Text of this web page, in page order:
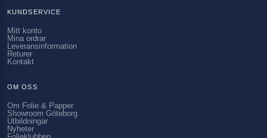
KUNDSERVICE
Mitt konto
Mina ordrar
Leveransinformation
Returer
Kontakt
OM OSS
Om Folie & Papper
Showroom Göteborg
Utbildningar
Nyheter